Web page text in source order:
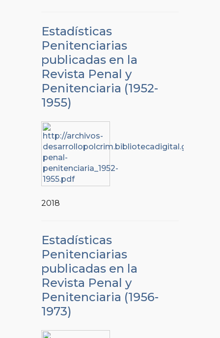
Estadísticas
Penitenciarias
publicadas en la
Revista Penal y
Penitenciaria (1952-
1955)
2018
Estadísticas
Penitenciarias
publicadas en la
Revista Penal y
Penitenciaria (1956-
1973)